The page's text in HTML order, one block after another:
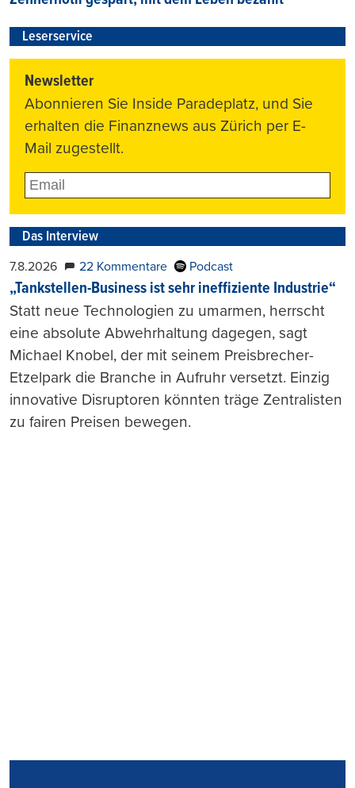
Leserservice
Newsletter
Abonnieren Sie Inside Paradeplatz, und Sie
erhalten die Finanznews aus Zürich per E-
Mail zugestellt.
Das Interview
7.8.2026 22 Kommentare Podcast
„Tankstellen-Business ist sehr ineffiziente Industrie“
Statt neue Technologien zu umarmen, herrscht
eine absolute Abwehrhaltung dagegen, sagt
Michael Knobel, der mit seinem Preisbrecher-
Etzelpark die Branche in Aufruhr versetzt. Einzig
innovative Disruptoren könnten träge Zentralisten
zu fairen Preisen bewegen.